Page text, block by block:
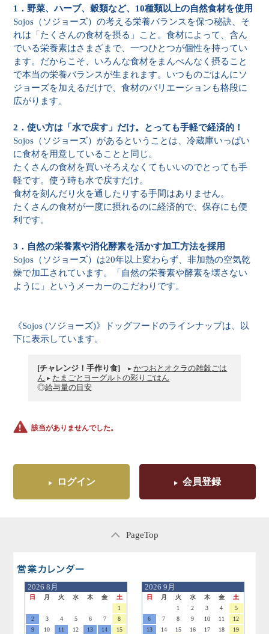
1．野菜、ハーブ、穀類など、10種類以上の自然食材を使用
Sojos（ソジョーズ）の考える栄養バランスを保つ秘訣、そ
れは「たくさんの食材を摂る」こと。食材によって、含ん
でいる栄養素はさまざまで、一つひとつが個性を持ってい
ます。だからこそ、いろんな食材をまんべんなく摂ること
で本当の栄養バランスが生まれます。いつものごはんにソ
ジョーズを加えるだけで、食材のバリエーションも格段に
広がります。
2．使い方は「水で戻す」だけ。とっても手軽で経済的！
Sojos（ソジョーズ）があるということは、冷蔵庫いっぱい
に食材を用意していることと同じ。
たくさんの食材を買いそろえなくてもいいのでとっても手
軽です。使う時も水で戻すだけ。
食材を刻んだり火を通したりする手間はありません。
たくさんの食材が一度に摂れるのに経済的で、保存にも便
利です。
3．自然の栄養素や消化酵素を活かす加工方法を採用
Sojos（ソジョーズ）は20年以上変わらず、非加熱の空気乾
燥で加工されています。「自然の栄養素や酵素を壊さない
ように」というメーカーのこだわりです。
《Sojos (ソジョーズ)》ドッグフードのラインナップは、以
下に表示しています。
[チャレンジ！手作り食]
かつおとオクラの雑穀ごは
ん
たまごとヨーグルトの彩りごはん
◎給与量の目安
該当がありませんでした。
ログイン 会員登録
PageTop
営業日のご案内
2026 8月
日 月 火 水 木 金
土
1
2
3 4 5 6 7
8
9
10 11 12 13 14
15
2026 9月
日 月 火 水 木 金
土
1
2 3 4
5
6
7 8 9 10 11
12
13
14 15 16 17 18
19